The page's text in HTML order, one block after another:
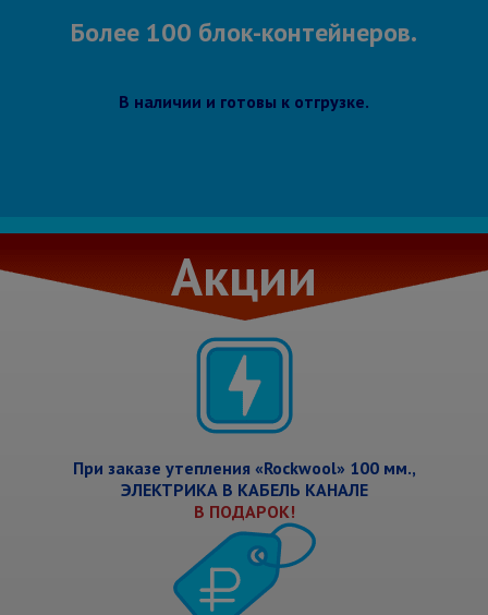
Более 100 блок-контейнеров.
В наличии и готовы к отгрузке.
Акции
При заказе утепления «Rockwool» 100 мм.,
ЭЛЕКТРИКА В КАБЕЛЬ КАНАЛЕ
В ПОДАРОК!